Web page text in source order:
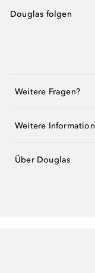
Douglas folgen
Weitere Fragen?
Weitere
Über Douglas